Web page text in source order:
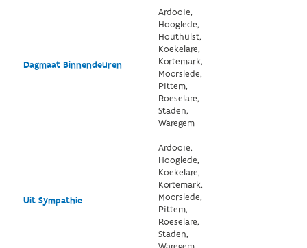
Dagmaat Binnendeuren
Ardooie,
Hooglede,
Houthulst,
Koekelare,
Kortemark,
Moorslede,
Pittem,
Roeselare,
Staden,
Waregem
Uit Sympathie
Ardooie,
Hooglede,
Koekelare,
Kortemark,
Moorslede,
Pittem,
Roeselare,
Staden,